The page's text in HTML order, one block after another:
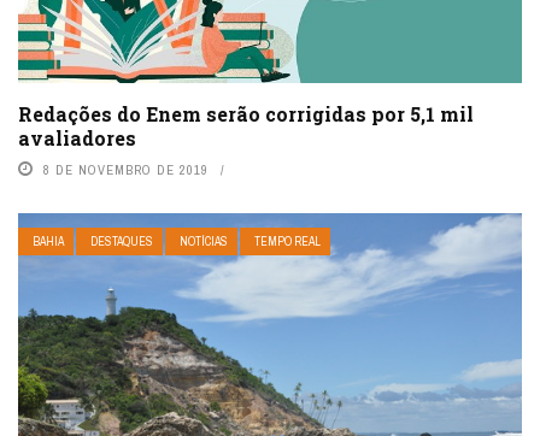
Redações do Enem serão corrigidas por 5,1 mil
avaliadores
8 DE NOVEMBRO DE 2019
BAHIA DESTAQUES NOTÍCIAS TEMPO REAL